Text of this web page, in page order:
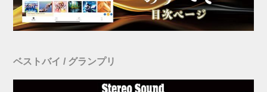
ベストバイ / グランプリ